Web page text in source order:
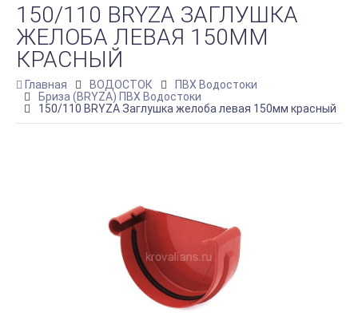
150/110 BRYZA ЗАГЛУШКА
ЖЕЛОБА ЛЕВАЯ 150ММ
КРАСНЫЙ
Главная ВОДОСТОК
ПВХ Водостоки
Бриза (BRYZA) ПВХ Водостоки
150/110 BRYZA Заглушка желоба левая 150мм красный